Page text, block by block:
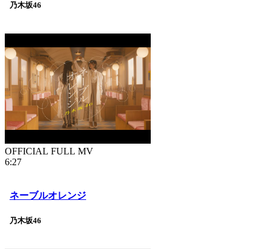
乃木坂46
OFFICIAL FULL MV
6:27
ネーブルオレンジ
乃木坂46